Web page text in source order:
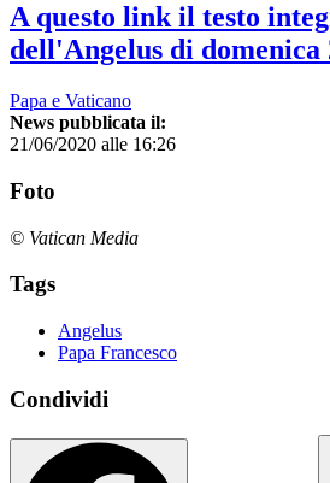
A questo link il testo
dell'Angelus di domenica
Papa e Vaticano
News pubblicata il:
21/06/2020 alle 16:26
Foto
© Vatican Media
Tags
Angelus
Papa Francesco
Condividi